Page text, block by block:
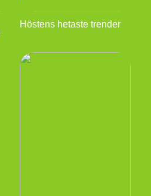
Höstens hetaste trender